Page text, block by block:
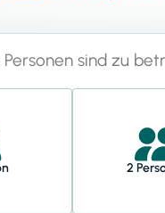
sind zu
2